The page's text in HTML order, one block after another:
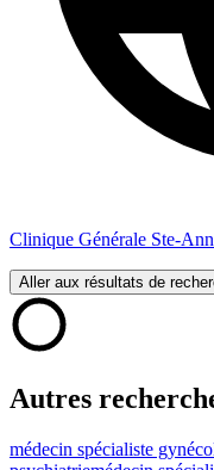
Clinique Générale Ste-
Aller aux résultats de
Autres
médecin spécialiste